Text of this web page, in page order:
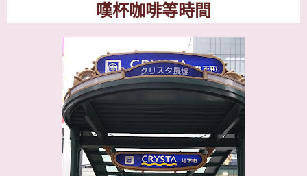
嘆杯咖啡等時間